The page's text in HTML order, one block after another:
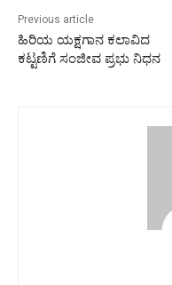
Previous article
ಹಿರಿಯ ಯಕ್ಷಗಾನ ಕಲಾವಿದ
ಕಟ್ಟಣಿಗೆ ಸಂಜೀವ ಪ್ರಭು ನಿಧನ